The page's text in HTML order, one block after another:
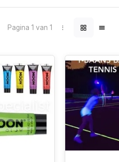
Pagina 1 van 1